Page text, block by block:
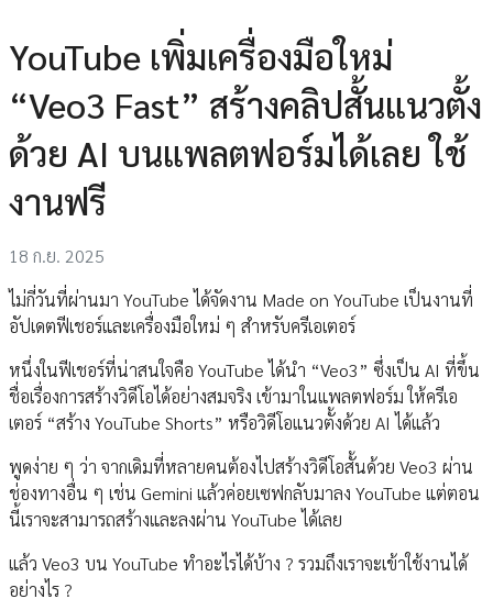
YouTube เพิ่มเครื่องมือใหม่
“Veo3 Fast” สร้างคลิปสั้นแนวตั้ง
ด้วย AI บนแพลตฟอร์มได้เลย ใช้
งานฟรี
18 ก.ย. 2025
ไม่กี่วันที่ผ่านมา YouTube ได้จัดงาน Made on YouTube เป็นงานที่
อัปเดตฟีเชอร์และเครื่องมือใหม่ ๆ สำหรับครีเอเตอร์
หนึ่งในฟีเชอร์ที่น่าสนใจคือ YouTube ได้นำ “Veo3” ซึ่งเป็น AI ที่ขึ้น
ชื่อเรื่องการสร้างวิดีโอได้อย่างสมจริง เข้ามาในแพลตฟอร์ม ให้ครีเอ
เตอร์ “สร้าง YouTube Shorts” หรือวิดีโอแนวตั้งด้วย AI ได้แล้ว
พูดง่าย ๆ ว่า จากเดิมที่หลายคนต้องไปสร้างวิดีโอสั้นด้วย Veo3 ผ่าน
ช่องทางอื่น ๆ เช่น Gemini แล้วค่อยเซฟกลับมาลง YouTube แต่ตอน
นี้เราจะสามารถสร้างและลงผ่าน YouTube ได้เลย
แล้ว Veo3 บน YouTube ทำอะไรได้บ้าง ? รวมถึงเราจะเข้าใช้งานได้
อย่างไร ?